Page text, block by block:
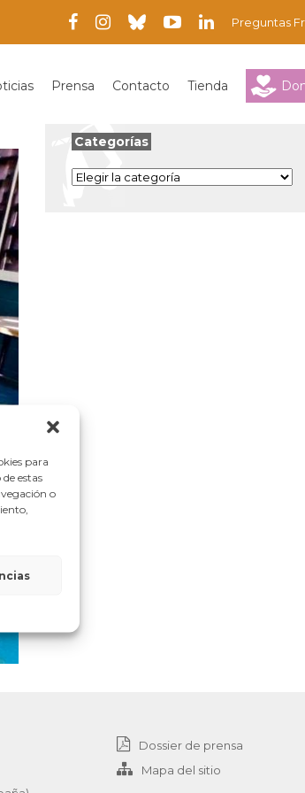
para
estas
o
Preguntas
Prensa Contacto Tienda
Categorías
Categorías
Dossier de prensa
Mapa del sitio